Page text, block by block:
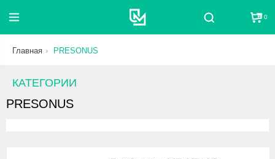
Поиск 0
Главная PRESONUS
КАТЕГОРИИ
PRESONUS